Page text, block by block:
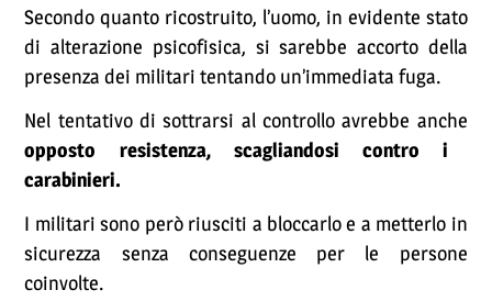
Secondo quanto ricostruito, l’uomo, in evidente stato
di alterazione psicofisica, si sarebbe accorto della
presenza dei militari tentando un’immediata fuga.
Nel tentativo di sottrarsi al controllo avrebbe anche
opposto resistenza, scagliandosi contro i
carabinieri.
I militari sono però riusciti a bloccarlo e a metterlo in
sicurezza senza conseguenze per le persone
coinvolte.